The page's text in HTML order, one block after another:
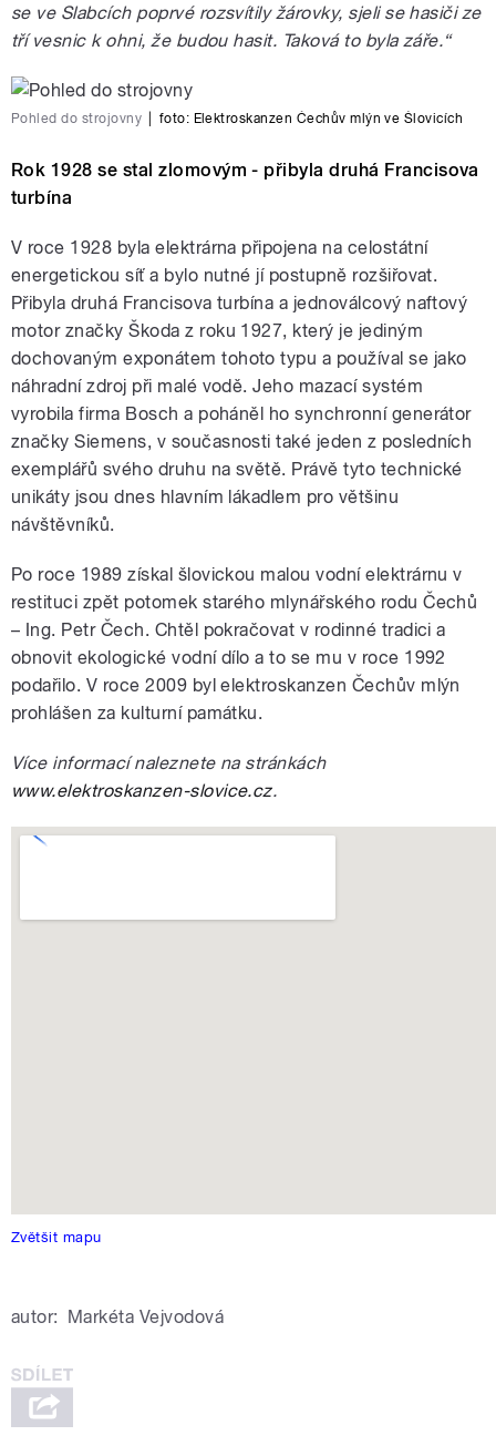
se ve Slabcích poprvé rozsvítily žárovky, sjeli se hasiči ze
tří vesnic k ohni, že budou hasit. Taková to byla záře.“
Pohled do strojovny foto: Elektroskanzen Čechův mlýn ve Šlovicích
Rok 1928 se stal zlomovým - přibyla druhá Francisova
turbína
V roce 1928 byla elektrárna připojena na celostátní
energetickou síť a bylo nutné jí postupně rozšiřovat.
Přibyla druhá Francisova turbína a jednoválcový naftový
motor značky Škoda z roku 1927, který je jediným
dochovaným exponátem tohoto typu a používal se jako
náhradní zdroj při malé vodě. Jeho mazací systém
vyrobila firma Bosch a poháněl ho synchronní generátor
značky Siemens, v současnosti také jeden z posledních
exemplářů svého druhu na světě. Právě tyto technické
unikáty jsou dnes hlavním lákadlem pro většinu
návštěvníků.
Po roce 1989 získal šlovickou malou vodní elektrárnu v
restituci zpět potomek starého mlynářského rodu Čechů
– Ing. Petr Čech. Chtěl pokračovat v rodinné tradici a
obnovit ekologické vodní dílo a to se mu v roce 1992
podařilo. V roce 2009 byl elektroskanzen Čechův mlýn
prohlášen za kulturní památku.
Více informací naleznete na stránkách
www.elektroskanzen-slovice.cz.
Zvětšit mapu
autor: Markéta Vejvodová